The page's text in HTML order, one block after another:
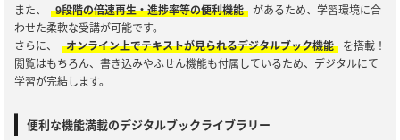
また、
9段階の倍速再生・進捗率等の便利機能 があるため、学習環境に合
わせた柔軟な受講が可能です。
さらに、
オンライン上でテキストが見られるデジタルブック機能
を搭載！
閲覧はもちろん、書き込みやふせん機能も付属しているため、デジタルにて
学習が完結します。
便利な機能満載のデジタルブックライブラリー